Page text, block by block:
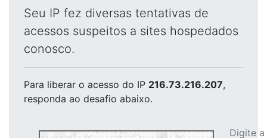
Seu IP fez diversas tentativas de
acessos suspeitos a sites hospedados
conosco.
Para liberar o acesso do IP 216.73.216.207,
responda ao desafio abaixo.
Digite